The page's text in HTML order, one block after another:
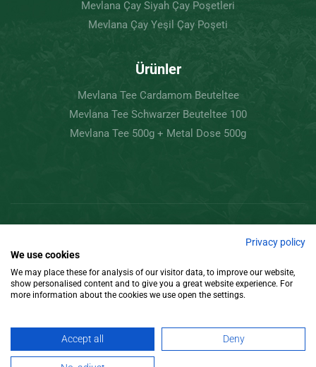
Mevlana Çay Siyah Çay Poşetleri
Mevlana Çay Yeşil Çay Poşeti
Ürünler
Mevlana Tee Cardamom Beuteltee
Mevlana Tee Schwarzer Beuteltee 100
Mevlana Tee 500g + Metal Dose 500g
Tasarım
Privacy policy
We use cookies
We may place these for analysis of our visitor data, to improve our website,
show personalised content and to give you a great website experience. For
more information about the cookies we use open the settings.
Accept all Deny